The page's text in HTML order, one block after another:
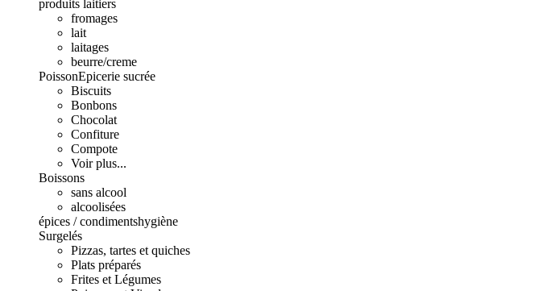
produits laitiers
fromages
lait
laitages
beurre/creme
PoissonEpicerie sucrée
Biscuits
Bonbons
Chocolat
Confiture
Compote
Voir plus...
Boissons
sans alcool
alcoolisées
épices / condimentshygiène
Surgelés
Pizzas, tartes et quiches
Plats préparés
Frites et Légumes